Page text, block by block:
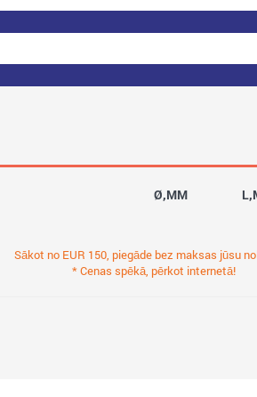
Ø,MM
Sākot no EUR 150, piegāde bez maksas jūsu
* Cenas spēkā, pērkot internetā!